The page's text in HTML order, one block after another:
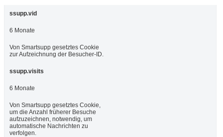
ssupp.vid
6 Monate
Von Smartsupp gesetztes Cookie
zur Aufzeichnung der Besucher-ID.
ssupp.visits
6 Monate
Von Smartsupp gesetztes Cookie,
um die Anzahl früherer Besuche
aufzuzeichnen, notwendig, um
automatische Nachrichten zu
verfolgen.